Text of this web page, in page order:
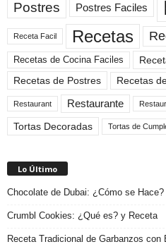
Postres Postres Faciles
Receta Facil Recetas
Recetas de Cocina Faciles
Recetas de Postres
Recetas
Restaurant Restaurante
Tortas Decoradas Tortas de
Lo Último
Chocolate de Dubai: ¿Cómo se
Crumbl Cookies: ¿Qué es? y Receta
Receta Tradicional de Garbanzos con